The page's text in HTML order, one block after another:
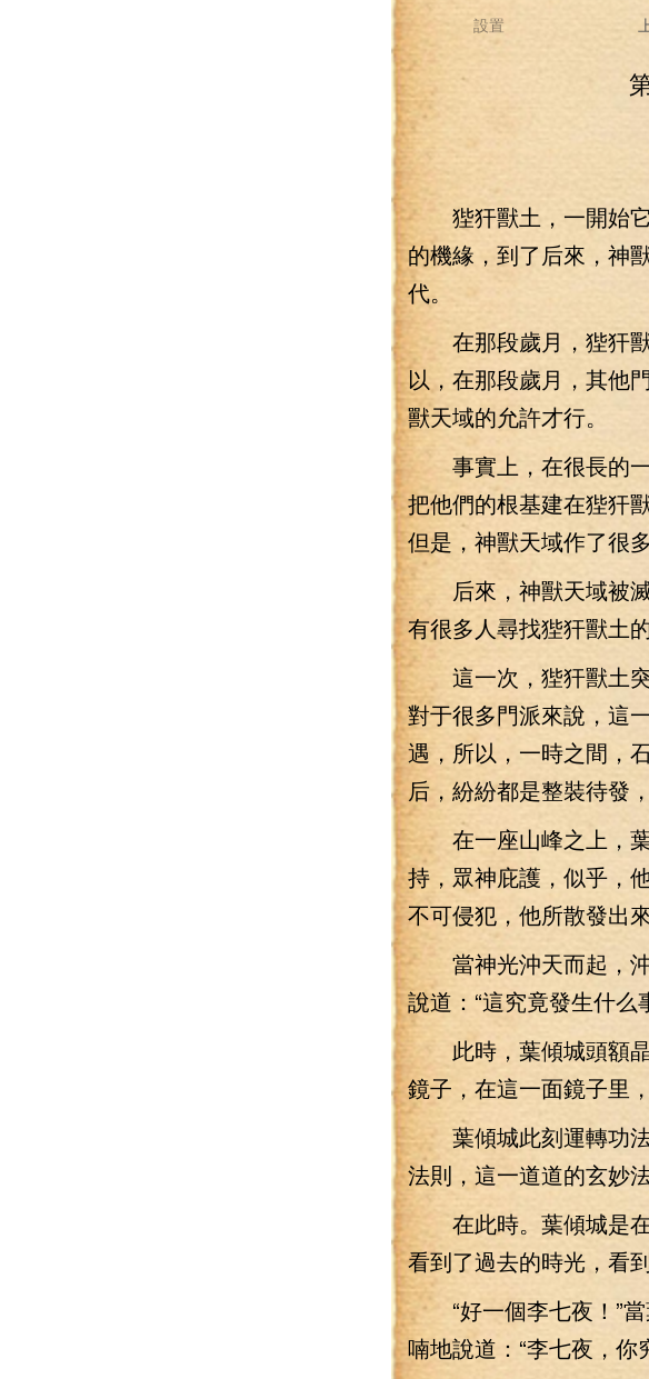
設置
狴犴獸土，一開始它
的機緣，到了后來，神
代。
在那段歲月，狴犴獸
以，在那段歲月，其他
獸天域的允許才行。
事實上，在很長的一
把他們的根基建在狴犴
但是，神獸天域作了很
后來，神獸天域被滅
有很多人尋找狴犴獸土
這一次，狴犴獸土突
對于很多門派來說，這
遇，所以，一時之間，
后，紛紛都是整裝待發
在一座山峰之上，葉
持，眾神庇護，似乎，
不可侵犯，他所散發出
當神光沖天而起，沖
說道：“這究竟發生什么
此時，葉傾城頭額晶
鏡子，在這一面鏡子里
葉傾城此刻運轉功法
法則，這一道道的玄妙
在此時。葉傾城是在
看到了過去的時光，看
“好一個李七夜！”當
喃地說道：“李七夜，